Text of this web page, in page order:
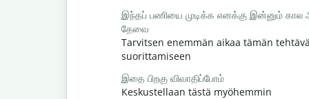
இந்தப் பணியை முடிக்க எனக்கு இன்னும்
தேவை
Tarvitsen enemmän aikaa tämän
suorittamiseen
இதை பிறகு விவாதிப்போம்
Keskustellaan tästä myöhemmin